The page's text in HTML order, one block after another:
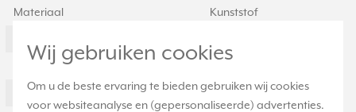
Wij gebruiken cookies
Om u de beste ervaring te bieden gebruiken wij cookies
voor websiteanalyse en (gepersonaliseerde) advertenties.
Materiaal Kunststof
Bevestigingswijze
RAL-nummer (vergelijkbaar) 7035